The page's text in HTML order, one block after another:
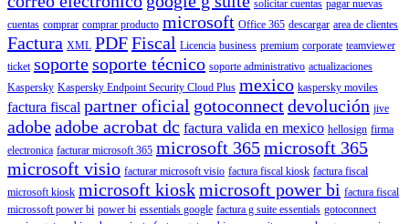
solicitar cuentas pagar nuevas
cuentas comprar comprar producto microsoft Office 365 descargar area de clientes
Factura XML PDFFiscal Licencia business premium corporate teamviewer
ticket soportesoporte técnico soporte administrativo actualizaciones
Kaspersky Kaspersky Endpoint Security Cloud Plus mexico kaspersky moviles
factura fiscal partner oficial gotoconnectdevolución jive
adobeadobe acrobat dc factura valida en mexico hellosign firma
electronica facturar microsoft 365 microsoft 365microsoft 365
microsoft visio facturar microsoft visio factura fiscal kiosk factura fiscal
microsoft kiosk microsoft kioskmicrosoft power bi factura fiscal
microssoft power bi power bi essentials google factura g suite essentials gotoconnect